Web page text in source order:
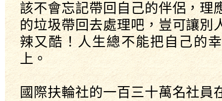
該不會忘記帶回自己的伴侶，理
的垃圾帶回去處理吧，豈可讓別
辣又酷！人生總不能把自己的
上。
國際扶輪社的一百三十萬名社員